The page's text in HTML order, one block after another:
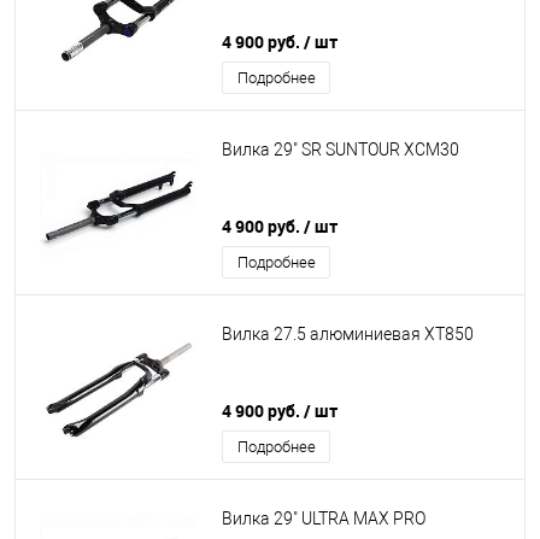
4 900 руб. / шт
Подробнее
Вилка 29" SR SUNTOUR XCM30
4 900 руб. / шт
Подробнее
Вилка 27.5 алюминиевая XT850
4 900 руб. / шт
Подробнее
Вилка 29" ULTRA MAX PRO